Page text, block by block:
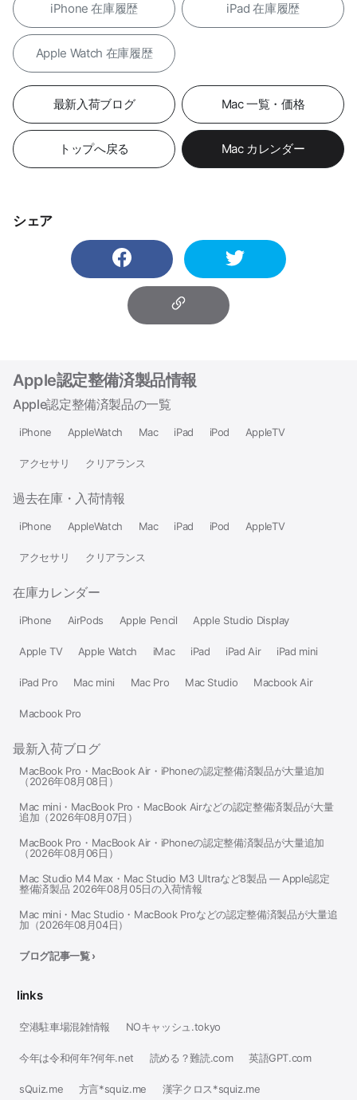
iPhone 在庫履歴 iPad 在庫履歴
Apple Watch 在庫履歴
最新入荷ブログ Mac 一覧・価格
トップへ戻る Mac カレンダー
シェア
Apple認定整備済製品情報
Apple認定整備済製品の一覧
iPhone AppleWatch Mac iPad iPod AppleTV
アクセサリ クリアランス
過去在庫・入荷情報
iPhone AppleWatch Mac iPad iPod AppleTV
アクセサリ クリアランス
在庫カレンダー
iPhone AirPods Apple Pencil Apple Studio Display
Apple TV Apple Watch iMac iPad iPad Air iPad mini
iPad Pro Mac mini Mac Pro Mac Studio Macbook Air
Macbook Pro
最新入荷ブログ
MacBook Pro・MacBook Air・iPhoneの認定整備済製品が大量追加
（2026年08月08日）
Mac mini・MacBook Pro・MacBook Airなどの認定整備済製品が大量
追加（2026年08月07日）
MacBook Pro・MacBook Air・iPhoneの認定整備済製品が大量追加
（2026年08月06日）
Mac Studio M4 Max・Mac Studio M3 Ultraなど8製品 — Apple認定
整備済製品 2026年08月05日の入荷情報
Mac mini・Mac Studio・MacBook Proなどの認定整備済製品が大量追
加（2026年08月04日）
ブログ記事一覧 ›
links
空港駐車場混雑情報 NOキャッシュ.tokyo
今年は令和何年?何年.net 読める？難読.com 英語GPT.com
sQuiz.me 方言*squiz.me 漢字クロス*squiz.me